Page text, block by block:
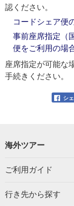
認ください。
コードシェア便
事前座席指定（
便をご利用の場
座席指定が可能な
手続きください。
シ
海外ツアー
ご利用ガイド
行き先から探す